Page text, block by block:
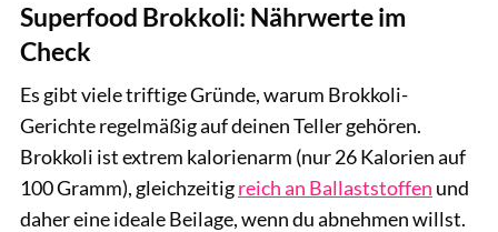
Superfood Brokkoli: Nährwerte im
Check
Es gibt viele triftige Gründe, warum Brokkoli-
Gerichte regelmäßig auf deinen Teller gehören.
Brokkoli ist extrem kalorienarm (nur 26 Kalorien auf
100 Gramm), gleichzeitigreich an Ballaststoffen und
daher eine ideale Beilage, wenn du abnehmen willst.